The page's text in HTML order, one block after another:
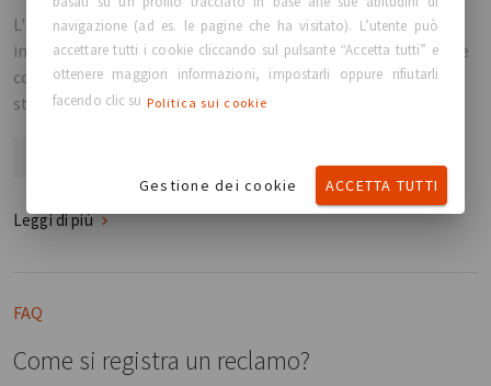
L'autostima è fondamentale per il benessere mentale,
influenzando la fiducia in sé e la resilienza. Anche l'immagine
corporea gioca un ruolo cruciale, specialmente con gli
standard di bellezza della società che spesso ci confondono.
Leggi di più
FAQ
Come si registra un reclamo?
navigazione (ad es. le pagine che ha visitato). L’utente può
accettare tutti i cookie cliccando sul pulsante “Accetta tutti” e
ottenere maggiori informazioni, impostarli oppure rifiutarli
facendo clic su Politica sui cookie
Gestione dei cookie ACCETTA TUTTI